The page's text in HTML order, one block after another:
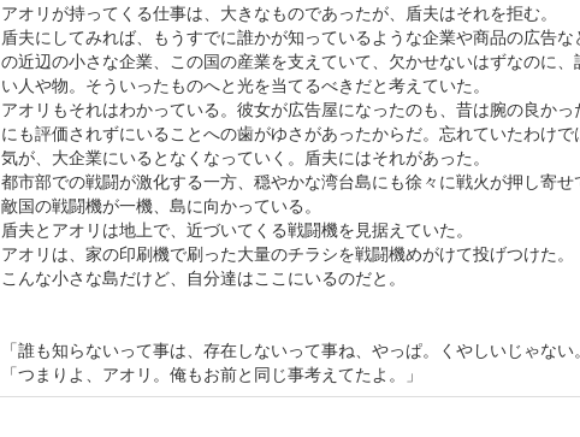
アオリが持ってくる仕事は、大きなものであったが、盾夫はそれを拒む。
盾夫にしてみれば、もうすでに誰かが知っているような企業や商品の広告な
の近辺の小さな企業、この国の産業を支えていて、欠かせないはずなのに、
い人や物。そういったものへと光を当てるべきだと考えていた。
アオリもそれはわかっている。彼女が広告屋になったのも、昔は腕の良か
にも評価されずにいることへの歯がゆさがあったからだ。忘れていたわけ
気が、大企業にいるとなくなっていく。盾夫にはそれがあった。
都市部での戦闘が激化する一方、穏やかな湾台島にも徐々に戦火が押し寄せ
敵国の戦闘機が一機、島に向かっている。
盾夫とアオリは地上で、近づいてくる戦闘機を見据えていた。
アオリは、家の印刷機で刷った大量のチラシを戦闘機めがけて投げつけた。
こんな小さな島だけど、自分達はここにいるのだと。
「誰も知らないって事は、存在しないって事ね、やっぱ。くやしいじゃない
「つまりよ、アオリ。俺もお前と同じ事考えてたよ。」